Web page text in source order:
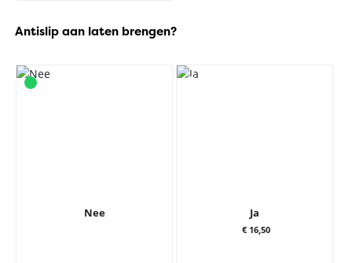
Antislip aan laten brengen?
Nee Ja
€ 16,50